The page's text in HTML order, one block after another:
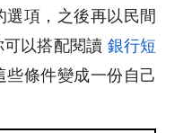
項，之後再以民間
以搭配閱讀 銀行短
些條件變成一份自己